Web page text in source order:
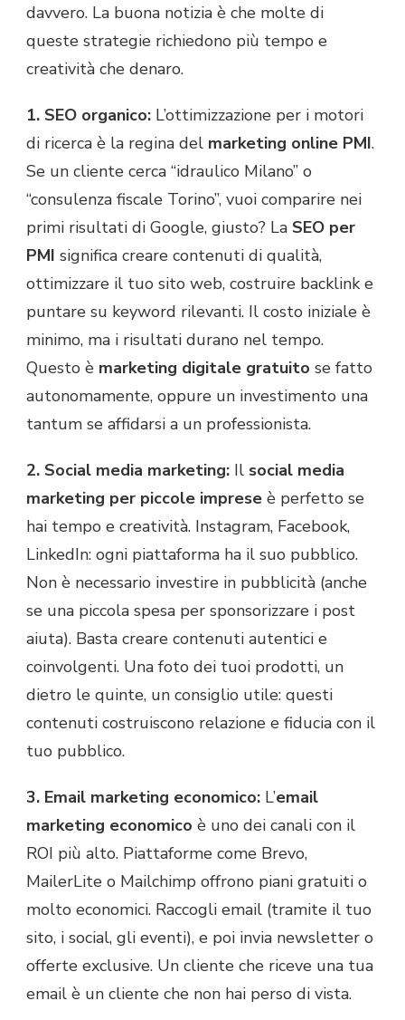
davvero. La buona notizia è che molte di
queste strategie richiedono più tempo e
creatività che denaro.
1. SEO organico: L’ottimizzazione per i motori
di ricerca è la regina del marketing online PMI.
Se un cliente cerca “idraulico Milano” o
“consulenza fiscale Torino”, vuoi comparire nei
primi risultati di Google, giusto? La SEO per
PMI significa creare contenuti di qualità,
ottimizzare il tuo sito web, costruire backlink e
puntare su keyword rilevanti. Il costo iniziale è
minimo, ma i risultati durano nel tempo.
Questo è marketing digitale gratuito se fatto
autonomamente, oppure un investimento una
tantum se affidarsi a un professionista.
2. Social media marketing: Il social media
marketing per piccole imprese è perfetto se
hai tempo e creatività. Instagram, Facebook,
LinkedIn: ogni piattaforma ha il suo pubblico.
Non è necessario investire in pubblicità (anche
se una piccola spesa per sponsorizzare i post
aiuta). Basta creare contenuti autentici e
coinvolgenti. Una foto dei tuoi prodotti, un
dietro le quinte, un consiglio utile: questi
contenuti costruiscono relazione e fiducia con il
tuo pubblico.
3. Email marketing economico: L’email
marketing economico è uno dei canali con il
ROI più alto. Piattaforme come Brevo,
MailerLite o Mailchimp offrono piani gratuiti o
molto economici. Raccogli email (tramite il tuo
sito, i social, gli eventi), e poi invia newsletter o
offerte exclusive. Un cliente che riceve una tua
email è un cliente che non hai perso di vista.